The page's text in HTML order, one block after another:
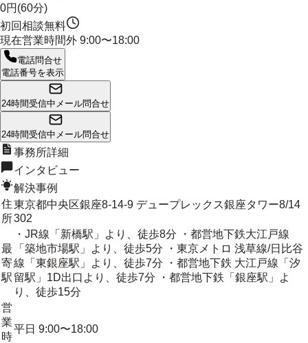
0円(60分)
初回相談無料
現在営業時間外 9:00〜18:00
電話問合せ
電話番号を表示
24時間受信中 メール問合せ
24時間受信中 メール問合せ
事務所詳細
インタビュー
解決事例
住
所
東京都中央区銀座8-14-9 デュープレックス銀座タワー8/14
302
最
寄
駅
・JR線「新橋駅」より、徒歩8分 ・都営地下鉄大江戸線
「築地市場駅」より、徒歩5分 ・東京メトロ 浅草線/日比谷
線「東銀座駅」より、徒歩7分 ・都営地下鉄 大江戸線「汐
留駅」1D出口より、徒歩7分 ・都営地下鉄「銀座駅」よ
り、徒歩15分
営
業
時
平日 9:00〜18:00